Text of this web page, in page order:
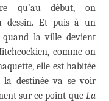
qu’au début, on
dessin. Et puis à un
quand la ville devient
comme on
elle est habitée
la destinée va se voir
sur ce point que La